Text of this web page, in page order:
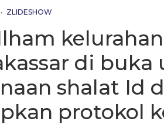
• ZLIDESHOW
di buka
shalat Id
protokol